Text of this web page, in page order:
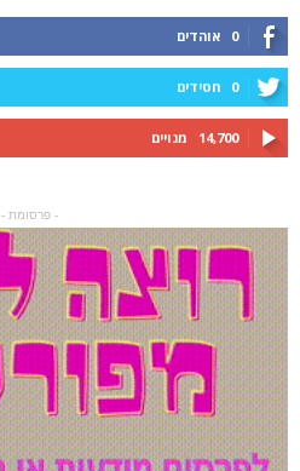
0 אוהדים
0 חסידים
14,700 מנויים
- פרסומת -